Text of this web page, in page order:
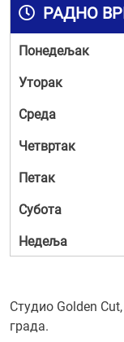
Студио Golden
града.
РАДНО
Понедељак
Уторак
Среда
Четвртак
Петак
Субота
Недеља